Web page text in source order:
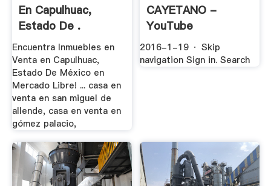
En Capulhuac,
Estado De .
Encuentra Inmuebles en
Venta en Capulhuac,
Estado De México en
Mercado Libre! ... casa en
venta en san miguel de
allende, casa en venta en
gómez palacio,
CAYETANO -
YouTube
2016-1-19 · Skip
navigation Sign in. Search